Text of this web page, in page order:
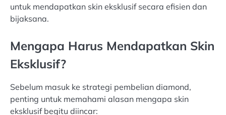
untuk mendapatkan skin eksklusif secara efisien dan
bijaksana.
Mengapa Harus Mendapatkan Skin
Eksklusif?
Sebelum masuk ke strategi pembelian diamond,
penting untuk memahami alasan mengapa skin
eksklusif begitu diincar: